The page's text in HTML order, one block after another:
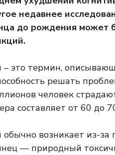
недавнее
до рождения может
это термин,
решать
человек
составляет от 60 до
возникает из-
— природный